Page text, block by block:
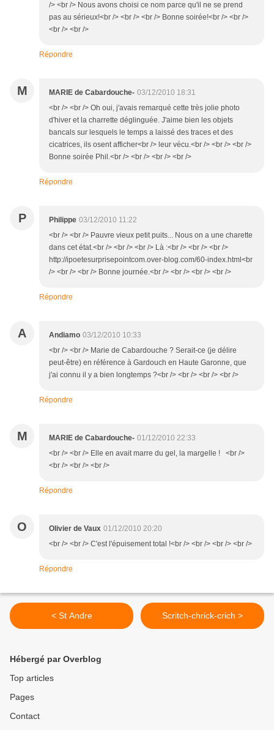
/> <br /> Nous avons choisi ce nom parce qu'il ne se prend
pas au sérieux!<br /> <br /> <br /> Bonne soirée!<br /> <br />
<br /> <br />
Répondre
M MARIE de Cabardouche- 03/12/2010 18:31
<br /> <br /> Oh oui, j'avais remarqué cette très jolie photo
d'hiver et la charrette déglinguée. J'aime bien les objets
bancals sur lesquels le temps a laissé des traces et des
cicatrices, ils osent afficher<br /> leur vécu.<br /> <br /> <br />
Bonne soirée Phil.<br /> <br /> <br /> <br />
Répondre
P Philippe 03/12/2010 11:22
<br /> <br /> Pauvre vieux petit puits... Nous on a une charette
dans cet état.<br /> <br /> <br /> Là :<br /> <br /> <br />
http://ipoetesurprisepointcom.over-blog.com/60-index.html<br
/> <br /> <br /> Bonne journée.<br /> <br /> <br /> <br />
Répondre
A Andiamo 03/12/2010 10:33
<br /> <br /> Marie de Cabardouche ? Serait-ce (je délire
peut-être) en référence à Gardouch en Haute Garonne, que
j'ai connu il y a bien longtemps ?<br /> <br /> <br /> <br />
Répondre
M MARIE de Cabardouche- 01/12/2010 22:33
<br /> <br /> Elle en avait marre du gel, la margelle ! <br />
<br /> <br /> <br />
Répondre
O Olivier de Vaux 01/12/2010 20:20
<br /> <br /> C'est l'épuisement total !<br /> <br /> <br /> <br />
Répondre
< St Andre Scritch-chrick-crich >
Hébergé par Overblog
Top articles
Pages
Contact